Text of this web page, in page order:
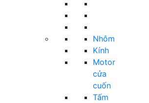
Nhôm
Kính
Motor
cửa
cuốn
Tấm